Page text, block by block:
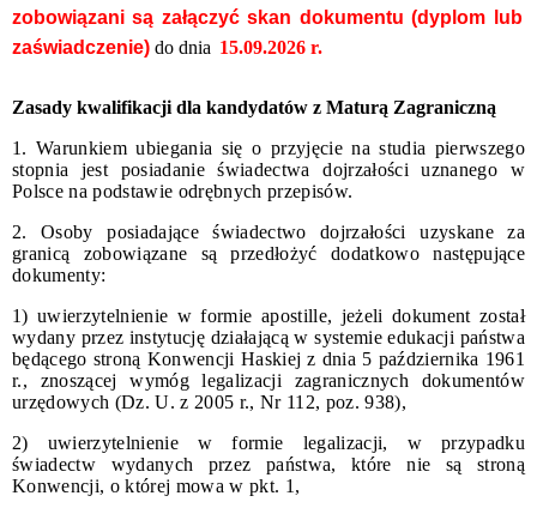
zobowiązani są załączyć skan dokumentu (dyplom lub
zaświadczenie) do dnia 15.09.2026 r.
Zasady kwalifikacji dla kandydatów z Maturą Zagraniczną
1. Warunkiem ubiegania się o przyjęcie na studia pierwszego
stopnia jest posiadanie świadectwa dojrzałości uznanego w
Polsce na podstawie odrębnych przepisów.
2. Osoby posiadające świadectwo dojrzałości uzyskane za
granicą zobowiązane są przedłożyć dodatkowo następujące
dokumenty:
1) uwierzytelnienie w formie apostille, jeżeli dokument został
wydany przez instytucję działającą w systemie edukacji państwa
będącego stroną Konwencji Haskiej z dnia 5 października 1961
r., znoszącej wymóg legalizacji zagranicznych dokumentów
urzędowych (Dz. U. z 2005 r., Nr 112, poz. 938),
2) uwierzytelnienie w formie legalizacji, w przypadku
świadectw wydanych przez państwa, które nie są stroną
Konwencji, o której mowa w pkt. 1,